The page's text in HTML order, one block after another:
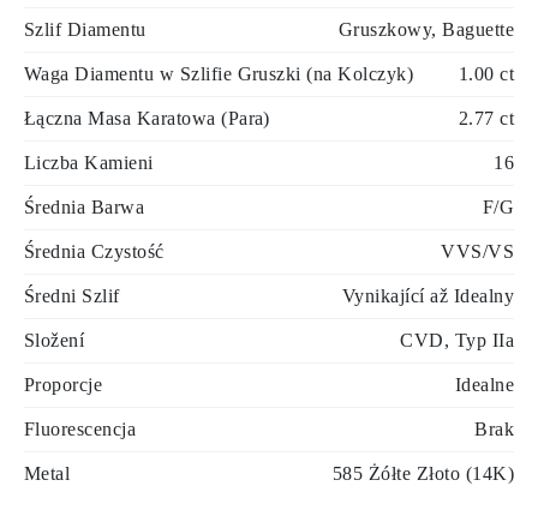
Szlif Diamentu Gruszkowy, Baguette
Waga Diamentu w Szlifie Gruszki (na Kolczyk) 1.00 ct
Łączna Masa Karatowa (Para) 2.77 ct
Liczba Kamieni 16
Średnia Barwa F/G
Średnia Czystość VVS/VS
Średni Szlif Vynikající až Idealny
Složení CVD, Typ IIa
Proporcje Idealne
Fluorescencja Brak
Metal 585 Żółte Złoto (14K)